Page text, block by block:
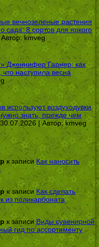
вечнозеленые растения
сада: 8 сортов для яркого
kmveg
Дженнифер Гарнер: как
что наступила весна
используют воздуходувки
знать, прежде чем
30.07.2026 | Автор:kmveg
к записи Как наносить
к записи Как сделать
из поликарбоната
к записиВиды сувенирной
гид по ассортименту